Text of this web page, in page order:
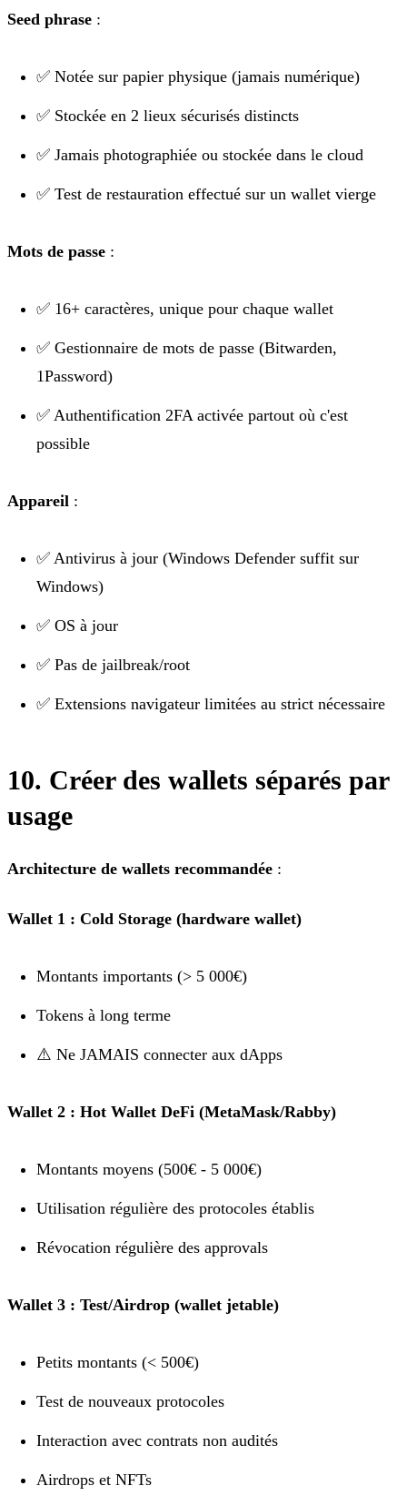
Seed phrase :
✅ Notée sur papier physique (jamais numérique)
✅ Stockée en 2 lieux sécurisés distincts
✅ Jamais photographiée ou stockée dans le cloud
✅ Test de restauration effectué sur un wallet vierge
Mots de passe :
✅ 16+ caractères, unique pour chaque wallet
✅ Gestionnaire de mots de passe (Bitwarden,
1Password)
✅ Authentification 2FA activée partout où c'est
possible
Appareil :
✅ Antivirus à jour (Windows Defender suffit sur
Windows)
✅ OS à jour
✅ Pas de jailbreak/root
✅ Extensions navigateur limitées au strict nécessaire
10. Créer des wallets séparés par
usage
Architecture de wallets recommandée :
Wallet 1 : Cold Storage (hardware wallet)
Montants importants (> 5 000€)
Tokens à long terme
⚠️ Ne JAMAIS connecter aux dApps
Wallet 2 : Hot Wallet DeFi (MetaMask/Rabby)
Montants moyens (500€ - 5 000€)
Utilisation régulière des protocoles établis
Révocation régulière des approvals
Wallet 3 : Test/Airdrop (wallet jetable)
Petits montants (< 500€)
Test de nouveaux protocoles
Interaction avec contrats non audités
Airdrops et NFTs